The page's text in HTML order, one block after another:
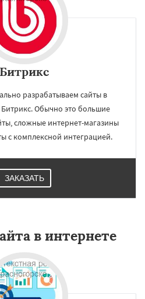
Битрикс
разрабатываем сайты в
Битрикс. Обычно это большие
сложные интернет-магазины
с комплексной интеграцией.
ЗАКАЗАТЬ
в интернете